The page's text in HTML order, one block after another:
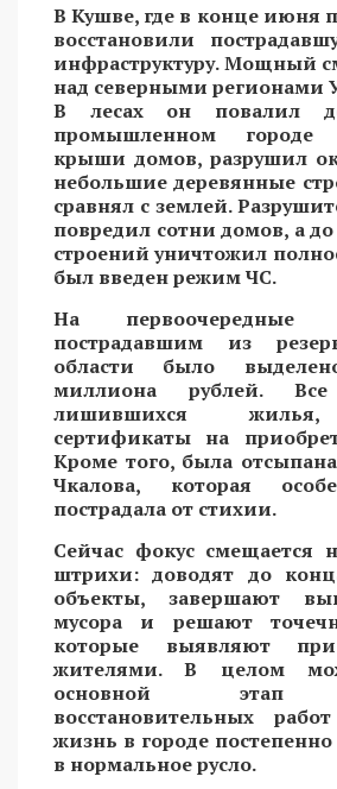
В Кушве, где в конце июня
восстановили
инфраструктуру. Мощный
над северными регионами
В лесах он повалил
промышленном
крыши домов, разрушил
небольшие деревянные
сравнял с землей.
повредил сотни домов, а до
строений уничтожил
был введен режим ЧС.
На первоочередные
пострадавшим из
области было
миллиона рублей.
лишившихся
сертификаты на
Кроме того, была
Чкалова, которая
пострадала от стихии.
Сейчас фокус смещается
штрихи: доводят до
объекты, завершают
мусора и решают
которые выявляют
жителями. В целом
основной этап
восстановительных
жизнь в городе
в нормальное русло.